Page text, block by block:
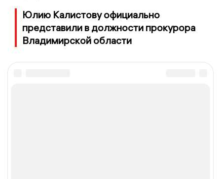
Юлию Калистову официально
представили в должности прокурора
Владимирской области